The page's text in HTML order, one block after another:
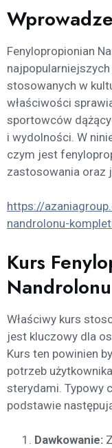
Fenylopropionian
stosowanych w
właściwości
sportowców
i wydolności. W
czym jest
zastosowania oraz
https://
nandrolonu-
Kurs
Nandrolonu
Właściwy kurs
jest kluczowy dla
Kurs ten powinien
potrzeb
sterydami. Typowy
podstawie
Dawkowanie: